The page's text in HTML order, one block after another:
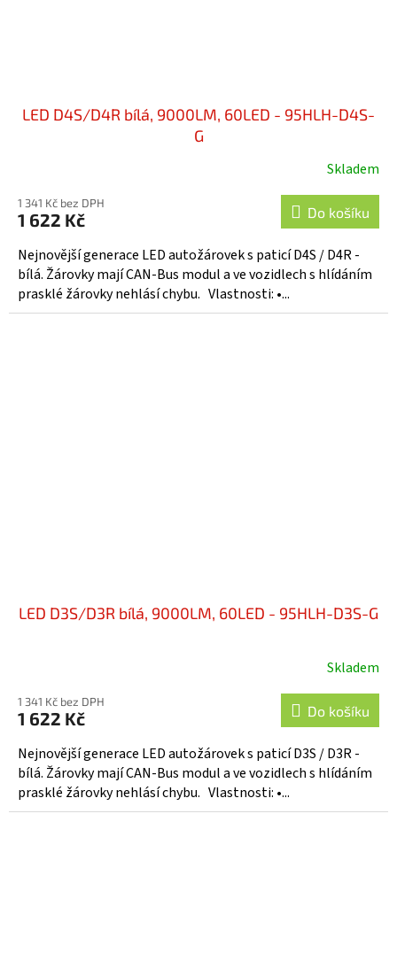
LED D4S/D4R bílá, 9000LM, 60LED - 95HLH-D4S-
G
Skladem
1 341 Kč bez DPH
1 622 Kč Do košíku
Nejnovější generace LED autožárovek s paticí D4S / D4R -
bílá. Žárovky mají CAN-Bus modul a ve vozidlech s hlídáním
prasklé žárovky nehlásí chybu. Vlastnosti: •...
LED D3S/D3R bílá, 9000LM, 60LED - 95HLH-D3S-G
produktu
je
4,3
z
5
hvězdiček.
Skladem
1 341 Kč bez DPH
1 622 Kč Do košíku
Nejnovější generace LED autožárovek s paticí D3S / D3R -
bílá. Žárovky mají CAN-Bus modul a ve vozidlech s hlídáním
prasklé žárovky nehlásí chybu. Vlastnosti: •...